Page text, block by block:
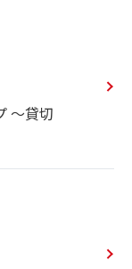
〜貸切